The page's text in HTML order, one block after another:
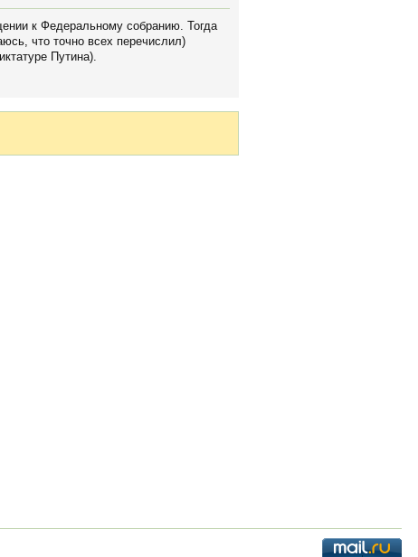
к Федеральному собранию. Тогда
что точно всех перечислил)
Путина).